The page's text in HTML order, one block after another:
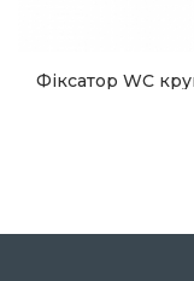
Фіксатор WC